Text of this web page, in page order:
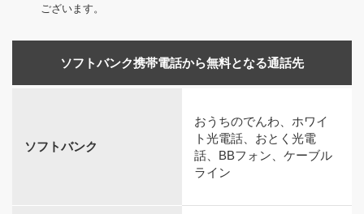
ございます。
ソフトバンク携帯電話から無料となる通話先
ソフトバンク
おうちのでんわ、ホワイ
ト光電話、おとく光電
話、BBフォン、ケーブル
ライン